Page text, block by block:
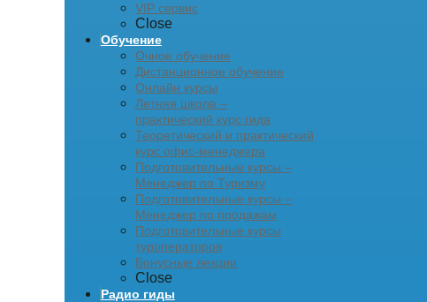
VIP сервис
Close
Обучение
Очное обучение
Дистанционное обучение
Онлайн курсы
Летняя школа –
практический курс гида
Теоретический и практический
курс офис-менеджера
Подготовительные курсы –
Менеджер по Туризму
Подготовительные курсы –
Менеджер по продажам
Подготовительные курсы
туроператоров
Бонусные лекции
Close
Радио гиды